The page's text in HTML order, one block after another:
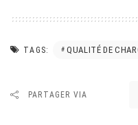
TAGS: QUALITÉ DE
PARTAGER VIA